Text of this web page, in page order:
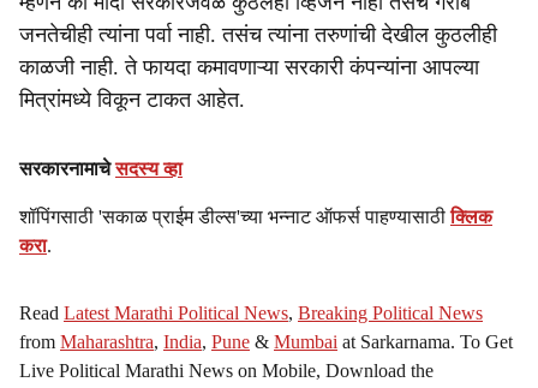
जनतेचीही त्यांना पर्वा नाही. तसंच त्यांना तरुणांची देखील कुठलीही
काळजी नाही. ते फायदा कमावणाऱ्या सरकारी कंपन्यांना आपल्या
मित्रांमध्ये विकून टाकत आहेत.
सरकारनामाचेसदस्य व्हा
शॉपिंगसाठी 'सकाळ प्राईम डील्स'च्या भन्नाट ऑफर्स पाहण्यासाठीक्लिक
करा.
Read Latest Marathi Political News, Breaking Political News
from Maharashtra, India, Pune & Mumbai at Sarkarnama. To Get
Live Political Marathi News on Mobile, Download the